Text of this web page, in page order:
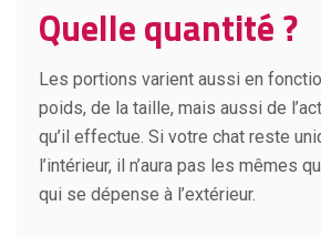
Quelle quantité ?
Les portions varient aussi en
poids, de la taille, mais aussi de
qu’il effectue. Si votre chat reste
l’intérieur, il n’aura pas les mêmes
qui se dépense à l’extérieur.